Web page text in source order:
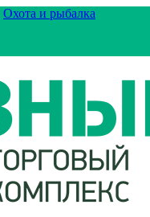
Охота и рыбалка